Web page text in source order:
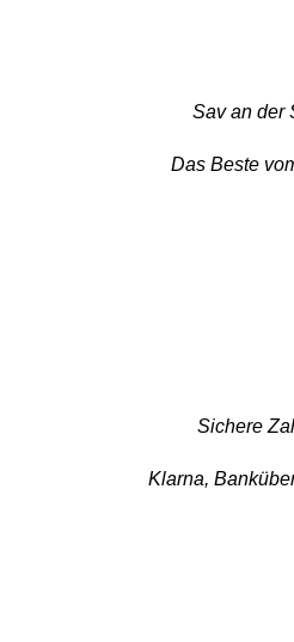
Sav an der
Das Beste
Sichere
Klarna,